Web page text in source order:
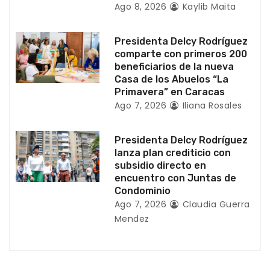
a
d
Ago 8, 2026 Kaylib Maita
Presidenta Delcy Rodríguez
comparte con primeros 200
beneficiarios de la nueva
Casa de los Abuelos “La
Primavera” en Caracas
Ago 7, 2026 Iliana Rosales
Presidenta Delcy Rodríguez
lanza plan crediticio con
subsidio directo en
encuentro con Juntas de
Condominio
Ago 7, 2026
Claudia Guerra
Mendez